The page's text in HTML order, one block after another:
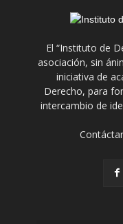
El “Instituto de
asociación, sin
iniciativa de
Derecho, para
intercambio de